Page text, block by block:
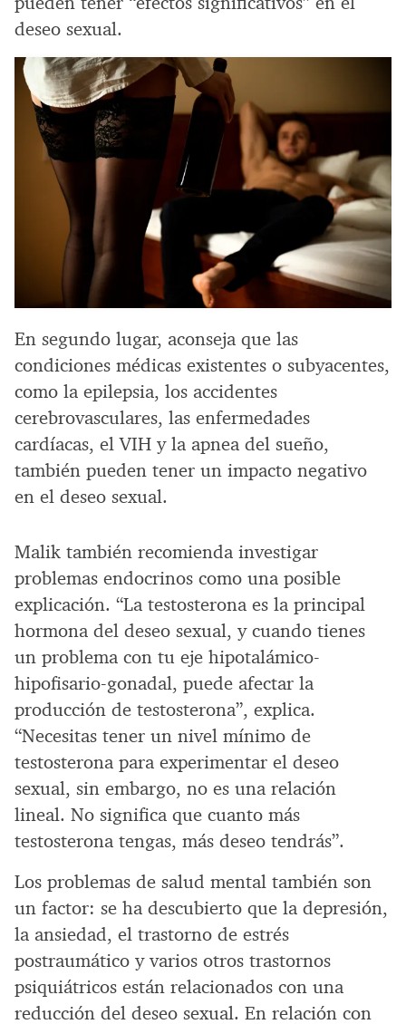
deseo sexual.
En segundo lugar, aconseja que las
condiciones médicas existentes o subyacentes,
como la epilepsia, los accidentes
cerebrovasculares, las enfermedades
cardíacas, el VIH y la apnea del sueño,
también pueden tener un impacto negativo
en el deseo sexual.
Malik también recomienda investigar
problemas endocrinos como una posible
explicación. “La testosterona es la principal
hormona del deseo sexual, y cuando tienes
un problema con tu eje hipotalámico-
hipofisario-gonadal, puede afectar la
producción de testosterona”, explica.
“Necesitas tener un nivel mínimo de
testosterona para experimentar el deseo
sexual, sin embargo, no es una relación
lineal. No significa que cuanto más
testosterona tengas, más deseo tendrás”.
Los problemas de salud mental también son
un factor: se ha descubierto que la depresión,
la ansiedad, el trastorno de estrés
postraumático y varios otros trastornos
psiquiátricos están relacionados con una
reducción del deseo sexual. En relación con